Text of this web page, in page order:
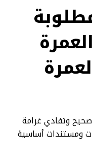
وتفادي غرامة
ومستندات أساسية